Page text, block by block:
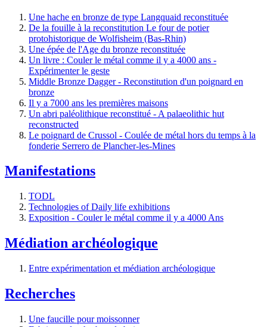
Une hache en bronze de type Langquaid reconstituée
De la fouille à la reconstitution Le four de potier
protohistorique de Wolfisheim (Bas-Rhin)
Une épée de l'Age du bronze reconstituée
Un livre : Couler le métal comme il y a 4000 ans -
Expérimenter le geste
Middle Bronze Dagger - Reconstitution d'un poignard en
bronze
Il y a 7000 ans les premières maisons
Un abri paléolithique reconstitué - A palaeolithic hut
reconstructed
Le poignard de Crussol - Coulée de métal hors du temps à la
fonderie Serrero de Plancher-les-Mines
Manifestations
TODL
Technologies of Daily life exhibitions
Exposition - Couler le métal comme il y a 4000 Ans
Médiation archéologique
Entre expérimentation et médiation archéologique
Recherches
Une faucille pour moissonner